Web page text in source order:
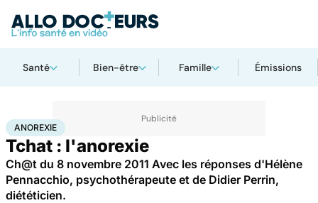
Santé Bien-être Famille Émissions
AccueilSantéAnorexie
ANOREXIE
Tchat : l'anorexie
Ch@t du 8 novembre 2011 Avec les réponses d'Hélène
Pennacchio, psychothérapeute et de Didier Perrin,
diététicien.